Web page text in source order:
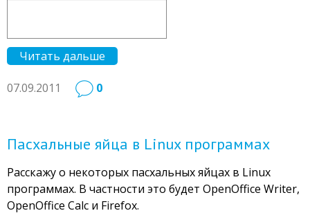
Читать дальше
07.09.2011 0
Пасхальные яйца в Linux программах
Расскажу о некоторых пасхальных яйцах в Linux
программах. В частности это будет OpenOffice Writer,
OpenOffice Calc и Firefox.